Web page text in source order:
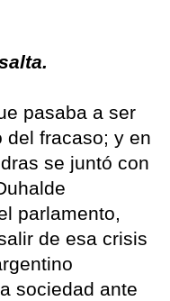
pasaba a ser
del fracaso; y en
se juntó con
parlamento,
de esa crisis
sociedad ante